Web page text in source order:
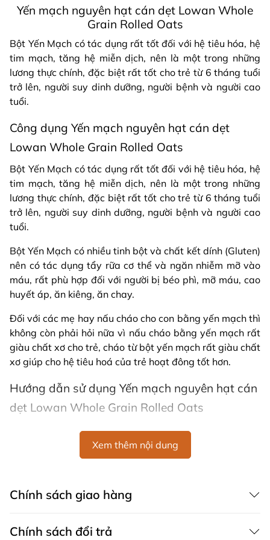
Yến mạch nguyên hạt cán dẹt Lowan Whole
Grain Rolled Oats
Bột Yến Mạch có tác dụng rất tốt đối với hệ tiêu hóa, hệ
tim mạch, tăng hệ miễn dịch, nên là một trong những
lương thực chính, đặc biệt rất tốt cho trẻ từ 6 tháng tuổi
trở lên, người suy dinh dưỡng, người bệnh và người cao
tuổi.
Công dụng Yến mạch nguyên hạt cán dẹt
Lowan Whole Grain Rolled Oats
Bột Yến Mạch có tác dụng rất tốt đối với hệ tiêu hóa, hệ
tim mạch, tăng hệ miễn dịch, nên là một trong những
lương thực chính, đặc biệt rất tốt cho trẻ từ 6 tháng tuổi
trở lên, người suy dinh dưỡng, người bệnh và người cao
tuổi.
Bột Yến Mạch có nhiều tinh bột và chất kết dính (Gluten)
nên có tác dụng tẩy rữa cơ thể và ngăn nhiễm mỡ vào
máu, rất phù hợp đối với người bị béo phì, mỡ máu, cao
huyết áp, ăn kiêng, ăn chay.
Đối với các mẹ hay nấu cháo cho con bằng yến mạch thì
không còn phải hỏi nữa vì nấu cháo bằng yến mạch rất
giàu chất xơ cho trẻ, cháo từ bột yến mạch rất giàu chất
xơ giúp cho hệ tiêu hoá của trẻ hoạt đông tốt hơn.
Hướng dẫn sử dụng Yến mạch nguyên hạt cán
dẹt Lowan Whole Grain Rolled Oats
Cho khoảng nửa bát bột yến mạch, thêm ngập sữa hoặc
nước; sau đó cho vào lò vi sóng 90 giây và thưởng thức.
Lowan Whole Grain Rolled Oats
B6, PP, E và các khoáng chất K, CA, NA, FE, MAGIE,
Xem thêm nội dung
Chính sách giao hàng
Chính sách đổi trả